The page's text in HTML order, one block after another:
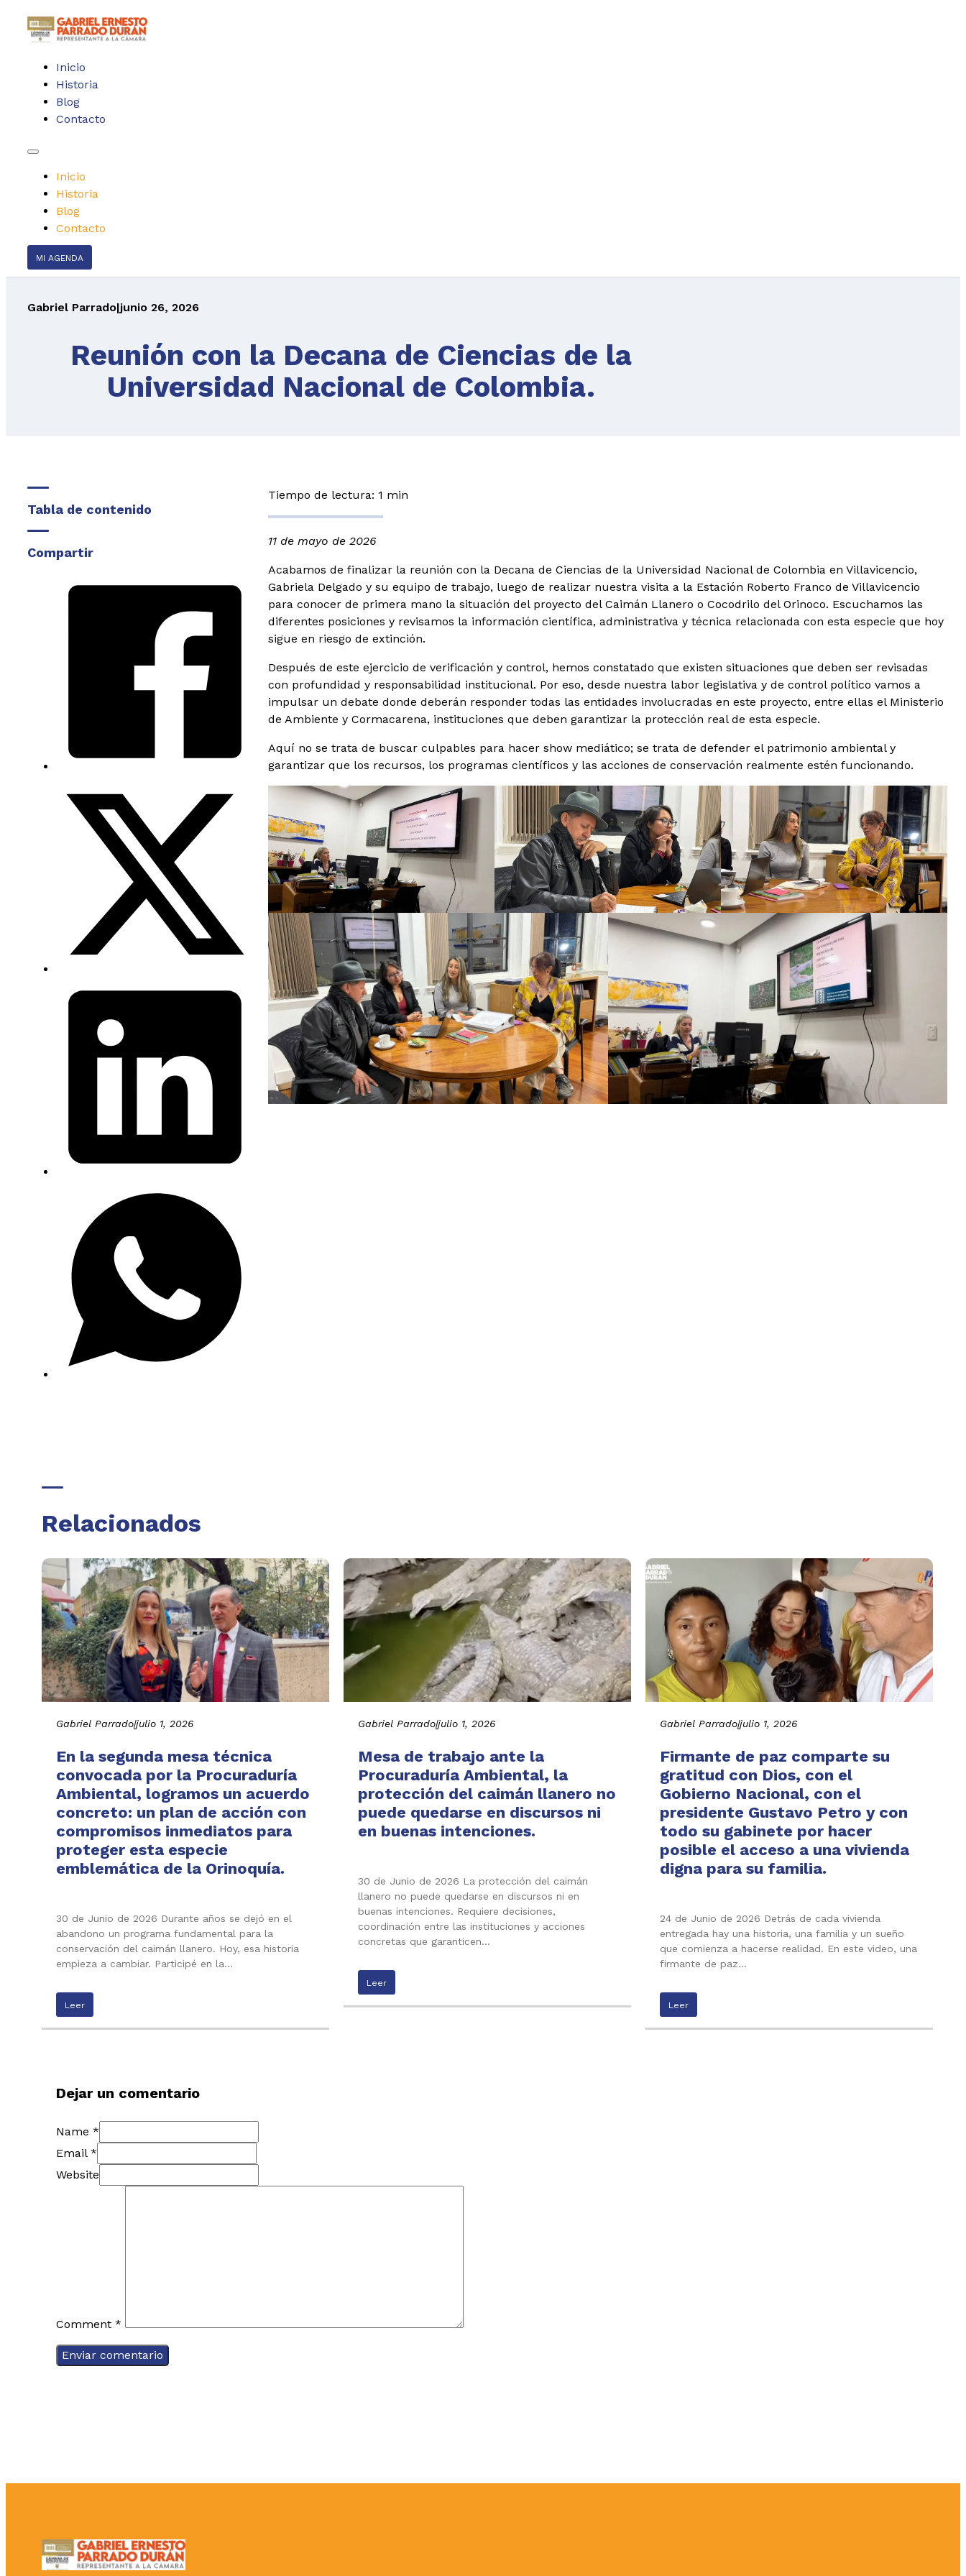
Inicio
Historia
Blog
Contacto
Inicio
Historia
Blog
Contacto
MI AGENDA
Gabriel Parrado|junio 26, 2026
Reunión con la Decana de Ciencias de la
Universidad Nacional de Colombia.
Tabla de contenido
Compartir
Tiempo de lectura: 1 min
11 de mayo de 2026
Acabamos de finalizar la reunión con la Decana de Ciencias de la Universidad Nacional de Colombia en Villavicencio,
Gabriela Delgado y su equipo de trabajo, luego de realizar nuestra visita a la Estación Roberto Franco de Villavicencio
para conocer de primera mano la situación del proyecto del Caimán Llanero o Cocodrilo del Orinoco. Escuchamos las
diferentes posiciones y revisamos la información científica, administrativa y técnica relacionada con esta especie que hoy
sigue en riesgo de extinción.
Después de este ejercicio de verificación y control, hemos constatado que existen situaciones que deben ser revisadas
con profundidad y responsabilidad institucional. Por eso, desde nuestra labor legislativa y de control político vamos a
impulsar un debate donde deberán responder todas las entidades involucradas en este proyecto, entre ellas el Ministerio
de Ambiente y Cormacarena, instituciones que deben garantizar la protección real de esta especie.
Aquí no se trata de buscar culpables para hacer show mediático; se trata de defender el patrimonio ambiental y
garantizar que los recursos, los programas científicos y las acciones de conservación realmente estén funcionando.
Relacionados
Gabriel Parrado|julio 1, 2026
En la segunda mesa técnica
convocada por la Procuraduría
Ambiental, logramos un acuerdo
concreto: un plan de acción con
compromisos inmediatos para
proteger esta especie
emblemática de la Orinoquía.
30 de Junio de 2026 Durante años se dejó en el
abandono un programa fundamental para la
conservación del caimán llanero. Hoy, esa historia
empieza a cambiar. Participé en la…
Leer
Gabriel Parrado|julio 1, 2026
Mesa de trabajo ante la
Procuraduría Ambiental, la
protección del caimán llanero no
puede quedarse en discursos ni
en buenas intenciones.
30 de Junio de 2026 La protección del caimán
llanero no puede quedarse en discursos ni en
buenas intenciones. Requiere decisiones,
coordinación entre las instituciones y acciones
concretas que garanticen…
Leer
Gabriel Parrado|julio 1, 2026
Firmante de paz comparte su
gratitud con Dios, con el
Gobierno Nacional, con el
presidente Gustavo Petro y con
todo su gabinete por hacer
posible el acceso a una vivienda
digna para su familia.
24 de Junio de 2026 Detrás de cada vivienda
entregada hay una historia, una familia y un sueño
que comienza a hacerse realidad. En este video, una
firmante de paz…
Leer
Dejar un comentario
Name *
Email *
Website
Comment *